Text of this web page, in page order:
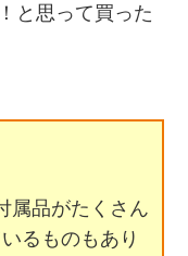
と思って買った
属品がたくさん
るものもあり